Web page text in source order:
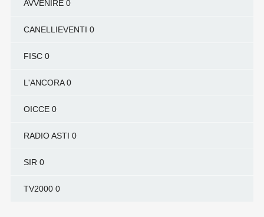
AVVENIRE0
CANELLIEVENTI 0
FISC0
L'ANCORA0
OICCE0
RADIO ASTI 0
SIR 0
TV20000